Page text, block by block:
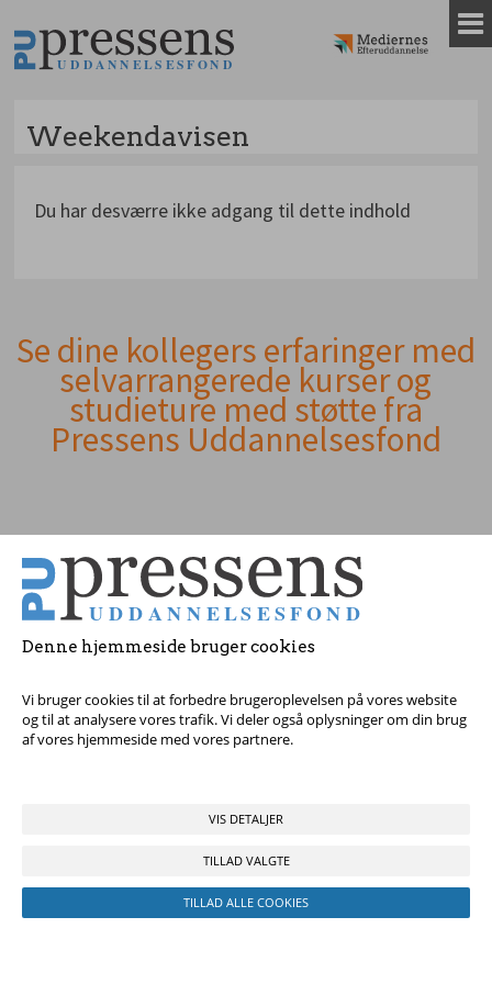
Denne hjemmeside bruger cookies
Vi bruger cookies til at forbedre brugeroplevelsen på vores website
og til at analysere vores trafik. Vi deler også oplysninger om din brug
af vores hjemmeside med vores partnere.
VIS DETALJER
TILLAD VALGTE
TILLAD ALLE COOKIES
til
indhold
Weekendavisen
Du har desværre ikke adgang til dette indhold
Andet
indhold
Se dine kollegers erfaringer med
selvarrangerede kurser og
studieture med støtte fra
Pressens Uddannelsesfond
Tag fat i os med dine spørgsmål!
© 2017 Pressens Uddannelsesfond, Rådhuspladsen 16, 4. sal, 1550